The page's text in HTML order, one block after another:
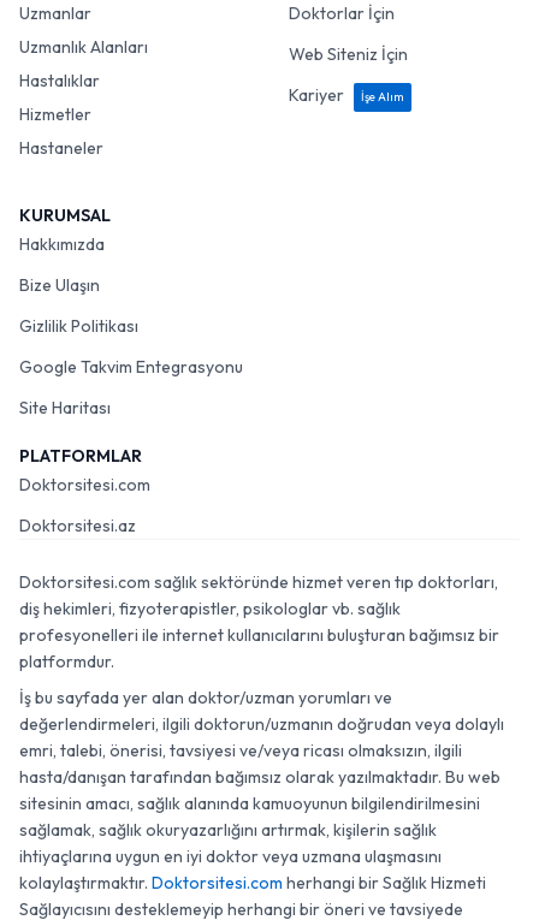
Uzmanlar
Uzmanlık Alanları
Hastalıklar
Hizmetler
Hastaneler
Doktorlar İçin
Web Siteniz İçin
Kariyer
İşe Alım
KURUMSAL
Hakkımızda
Bize Ulaşın
Gizlilik Politikası
Google Takvim Entegrasyonu
Site Haritası
PLATFORMLAR
Doktorsitesi.com
Doktorsitesi.az
Doktorsitesi.com sağlık sektöründe hizmet veren tıp doktorları,
diş hekimleri, fizyoterapistler, psikologlar vb. sağlık
profesyonelleri ile internet kullanıcılarını buluşturan bağımsız bir
platformdur.
İş bu sayfada yer alan doktor/uzman yorumları ve
değerlendirmeleri, ilgili doktorun/uzmanın doğrudan veya dolaylı
emri, talebi, önerisi, tavsiyesi ve/veya ricası olmaksızın, ilgili
hasta/danışan tarafından bağımsız olarak yazılmaktadır. Bu web
sitesinin amacı, sağlık alanında kamuoyunun bilgilendirilmesini
sağlamak, sağlık okuryazarlığını artırmak, kişilerin sağlık
ihtiyaçlarına uygun en iyi doktor veya uzmana ulaşmasını
kolaylaştırmaktır. Doktorsitesi.com herhangi bir Sağlık Hizmeti
Sağlayıcısını desteklemeyip herhangi bir öneri ve tavsiyede